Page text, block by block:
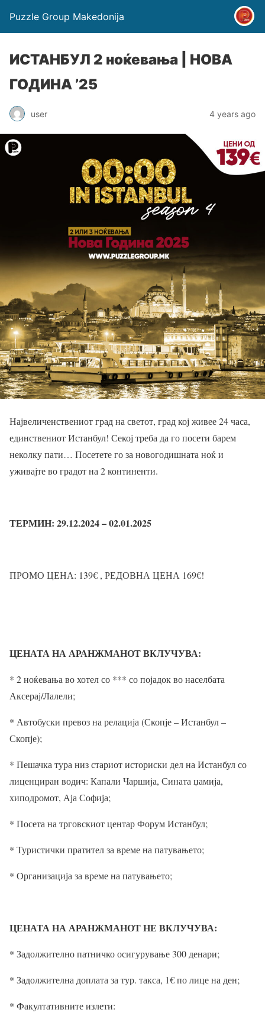
Puzzle Group Makedonija
ИСТАНБУЛ 2 ноќевања | НОВА
ГОДИНА ’25
user 4 years ago
Највеличенствениот град на светот, град кој живее 24 часа,
единствениот Истанбул! Секој треба да го посети барем
неколку пати… Посетете го за новогодишната ноќ и
уживајте во градот на 2 континенти.
ТЕРМИН: 29.12.2024 – 02.01.2025
ПРОМО ЦЕНА: 139€ , РЕДОВНА ЦЕНА 169€!
ЦЕНАТА НА АРАНЖМАНОТ ВКЛУЧУВА:
* 2 ноќевања во хотел со *** со појадок во населбата
Аксерај/Лалели;
* Автобуски превоз на релација (Скопје – Истанбул –
Скопје);
* Пешачка тура низ стариот историски дел на Истанбул со
лиценциран водич: Капали Чаршија, Сината џамија,
хиподромот, Аја Софија;
* Посета на трговскиот центар Форум Истанбул;
* Туристички пратител за време на патувањето;
* Организација за време на патувањето;
ЦЕНАТА НА АРАНЖМАНОТ НЕ ВКЛУЧУВА:
* Задолжително патничко осигурување 300 денари;
* Задолжителна доплата за тур. такса, 1€ по лице на ден;
* Факултативните излети: